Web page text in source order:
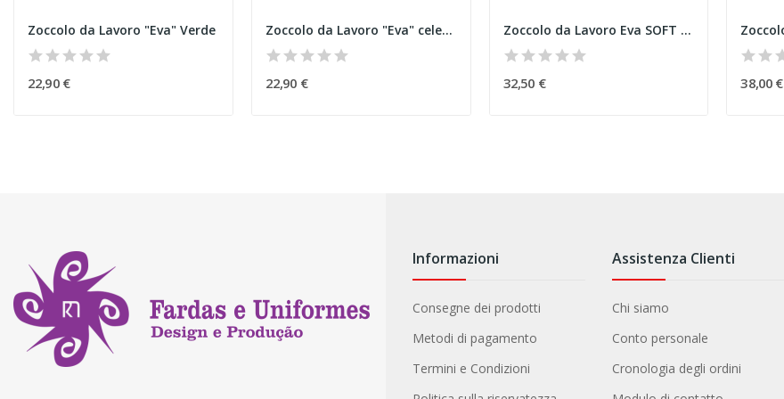
Zoccolo da Lavoro "Eva" Verde
22,90 €
Zoccolo da Lavoro "Eva" celeste
22,90 €
Zoccolo da Lavoro Eva SOFT Verde
32,50 € 38,00 €
Informazioni
Consegne dei prodotti
Metodi di pagamento
Termini e Condizioni
Assistenza Clienti
Chi siamo
Conto personale
Cronologia degli ordini